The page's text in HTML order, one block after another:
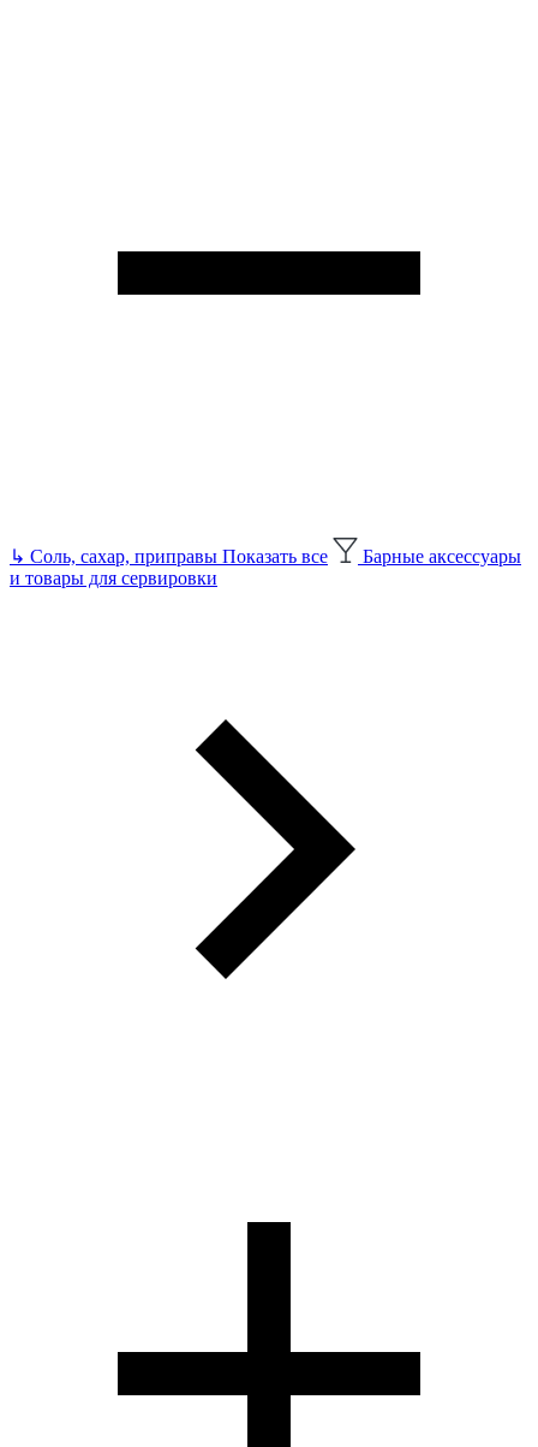
↳ Соль, сахар, приправы Показать все
Барные аксессуары
и товары для сервировки